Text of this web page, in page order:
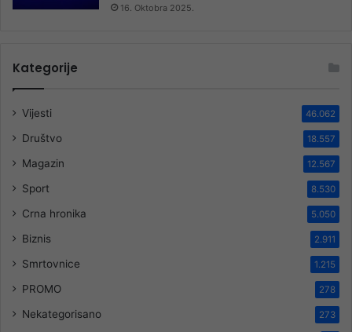
16. Oktobra 2025.
Kategorije
Vijesti 46.062
Društvo 18.557
Magazin 12.567
Sport 8.530
Crna hronika 5.050
Biznis 2.911
Smrtovnice 1.215
PROMO 278
Nekategorisano 273